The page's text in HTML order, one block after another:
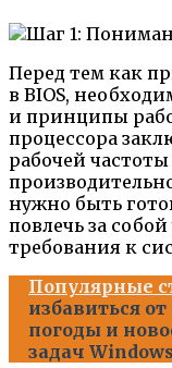
Перед тем как
в BIOS,
и принципы
процессора
рабочей
нужно быть
повлечь за
требования к
Популярные
избавиться
погоды и
задач